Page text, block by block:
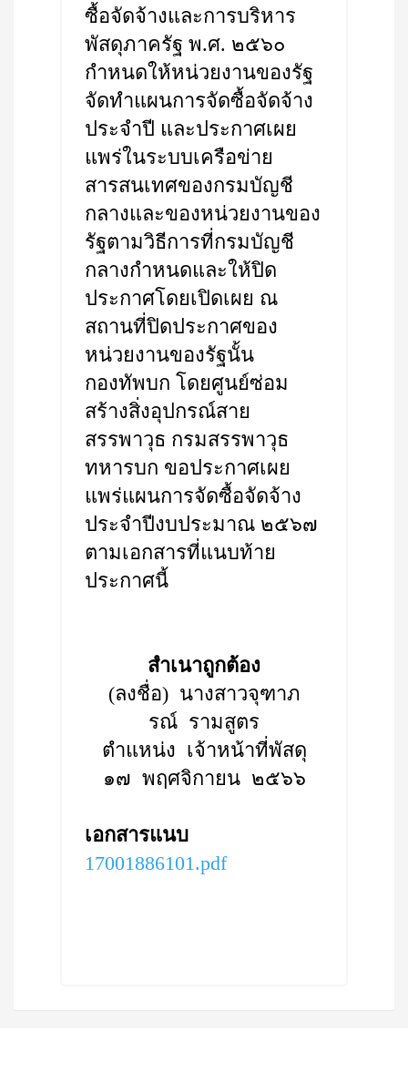
ซื้อจัดจ้างและการบริหาร
พัสดุภาครัฐ พ.ศ. ๒๕๖๐
กำหนดให้หน่วยงานของรัฐ
จัดทำแผนการจัดซื้อจัดจ้าง
ประจำปี และประกาศเผย
แพร่ในระบบเครือข่าย
สารสนเทศของกรมบัญชี
กลางและของหน่วยงานของ
รัฐตามวิธีการที่กรมบัญชี
กลางกำหนดและให้ปิด
ประกาศโดยเปิดเผย ณ
สถานที่ปิดประกาศของ
หน่วยงานของรัฐนั้น
กองทัพบก โดยศูนย์ซ่อม
สร้างสิ่งอุปกรณ์สาย
สรรพาวุธ กรมสรรพาวุธ
ทหารบก ขอประกาศเผย
แพร่แผนการจัดซื้อจัดจ้าง
ประจำปีงบประมาณ ๒๕๖๗
ตามเอกสารที่แนบท้าย
ประกาศนี้
สำเนาถูกต้อง
(ลงชื่อ) นางสาวจุฑาภ
รณ์ รามสูตร
ตำแหน่ง เจ้าหน้าที่พัสดุ
๑๗ พฤศจิกายน ๒๕๖๖
เอกสารแนบ
17001886101.pdf